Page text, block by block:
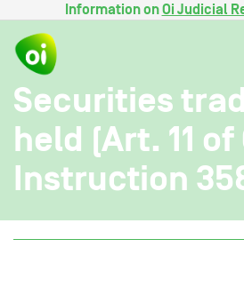
Information onOi Judicial
Securities
held (Art. 11 of
Instruction